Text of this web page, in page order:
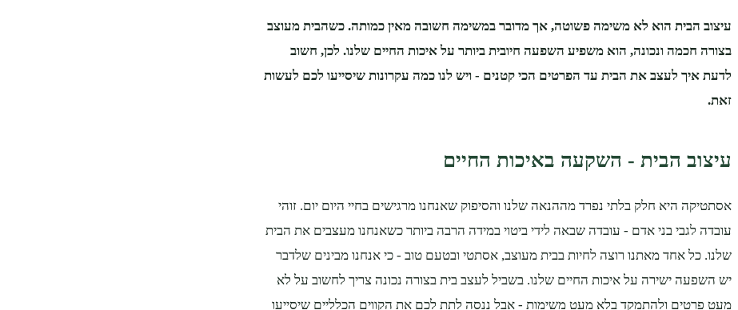
עיצוב הבית הוא לא משימה פשוטה, אך מדובר במשימה חשובה מאין כמותה. כשהבית מעוצב
בצורה חכמה ונכונה, הוא משפיע השפעה חיובית ביותר על איכות החיים שלנו. לכן, חשוב
לדעת איך לעצב את הבית עד הפרטים הכי קטנים - ויש לנו כמה עקרונות שיסייעו לכם לעשות
זאת.
עיצוב הבית - השקעה באיכות החיים
אסתטיקה היא חלק בלתי נפרד מההנאה שלנו והסיפוק שאנחנו מרגישים בחיי היום יום. זוהי
עובדה לגבי בני אדם - עובדה שבאה לידי ביטוי במידה הרבה ביותר כשאנחנו מעצבים את הבית
שלנו. כל אחד מאתנו רוצה לחיות בבית מעוצב, אסתטי ובטעם טוב - כי אנחנו מבינים שלדבר
יש השפעה ישירה על איכות החיים שלנו. בשביל לעצב בית בצורה נכונה צריך לחשוב על לא
מעט פרטים ולהתמקד בלא מעט משימות - אבל ננסה לתת לכם את הקווים הכלליים שיסייעו